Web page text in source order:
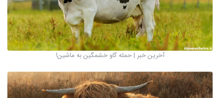
آخرین خبر | حمله گاو خشمگین به ماشین!